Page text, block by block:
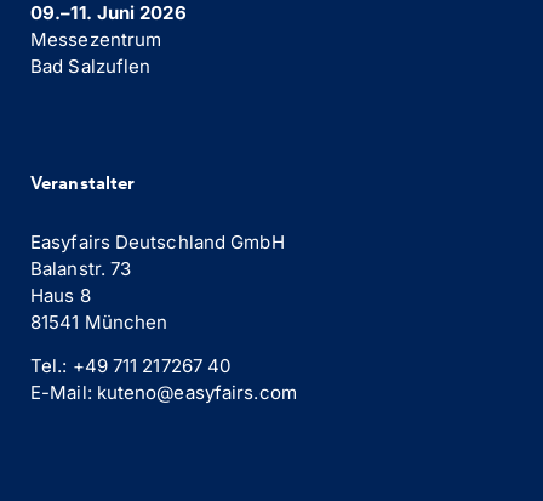
09.–11. Juni 2026
Messezentrum
Bad Salzuflen
Veranstalter
Easyfairs Deutschland GmbH
Balanstr. 73
Haus 8
81541 München
Tel.: +49 711 217267 40
E-Mail: kuteno@easyfairs.com